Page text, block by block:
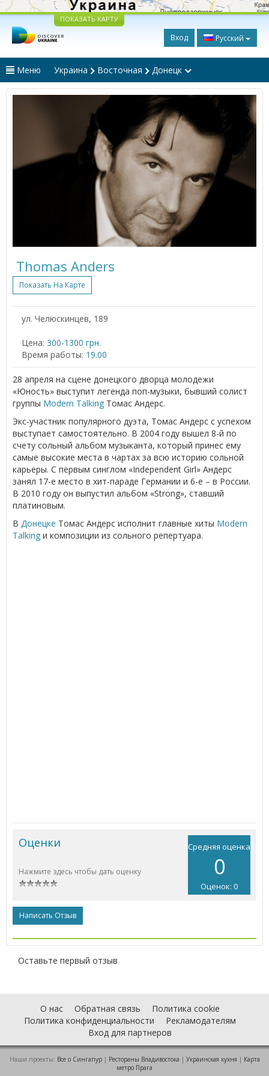
ПОКАЗАТЬ КАРТУ
Вход Русский
Меню Украина Восточная Донецк
Thomas Anders
Показать На Карте
ул. Челюскинцев, 189
Цена: 300-1300 грн.
Время работы: 19.00
28 апреля на сцене донецкого дворца молодежи
«Юность» выступит легенда поп-музыки, бывший солист
группы Modern Talking Томас Андерс.
Экс-участник популярного дуэта, Томас Андерс с успехом
выступает самостоятельно. В 2004 году вышел 8-й по
счету сольный альбом музыканта, который принес ему
самые высокие места в чартах за всю историю сольной
карьеры. С первым синглом «Independent Girl» Андерс
занял 17-е место в хит-параде Германии и 6-е – в России.
В 2010 году он выпустил альбом «Strong», ставший
платиновым.
В Донецке Томас Андерс исполнит главные хиты Modern
Talking и композиции из сольного репертуара.
Средняя оценка
0
Оценок: 0
Оценки
Нажмите здесь чтобы дать оценку
Написать Отзыв
Оставьте первый отзыв
О нас Обратная связь
Политика cookie
Политика конфиденциальности
Рекламодателям
Вход для партнеров
Наши проекты: Все о Cингапур| Рестораны Владивостока | Украинская кухня | Карта
метро Прага